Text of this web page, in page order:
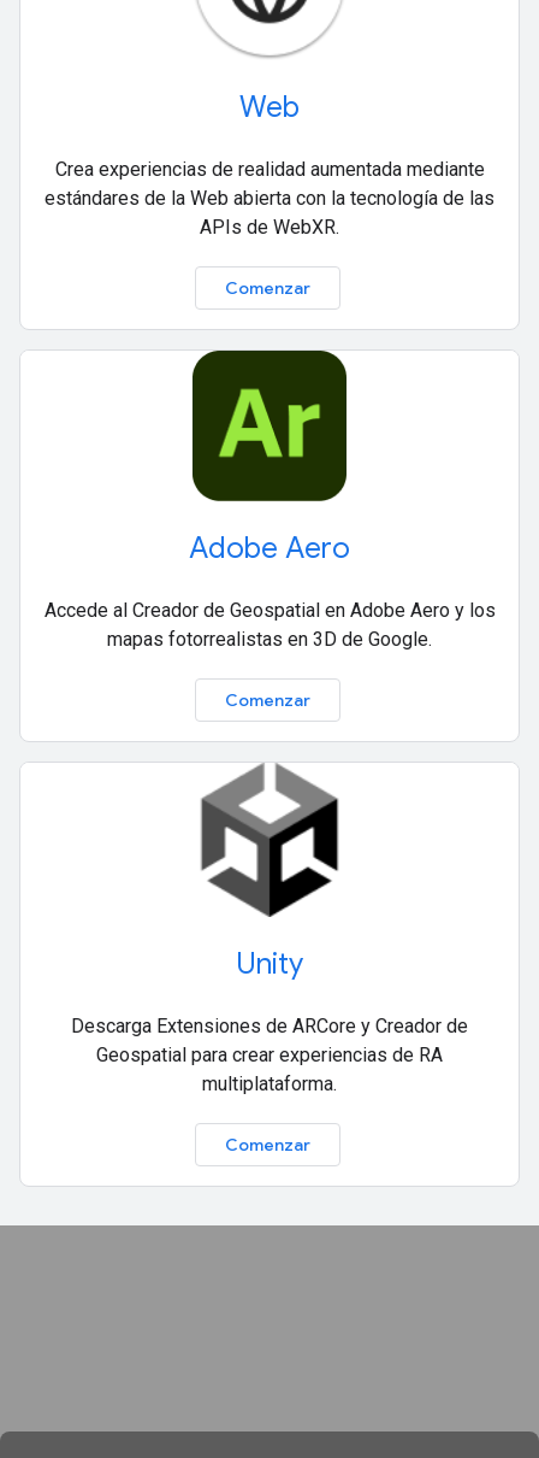
Web
Crea experiencias de realidad aumentada mediante
estándares de la Web abierta con la tecnología de las
APIs de WebXR.
Comenzar
Adobe Aero
Accede al Creador de Geospatial en Adobe Aero y los
mapas fotorrealistas en 3D de Google.
Comenzar
Unity
Descarga Extensiones de ARCore y Creador de
Geospatial para crear experiencias de RA
multiplataforma.
Comenzar